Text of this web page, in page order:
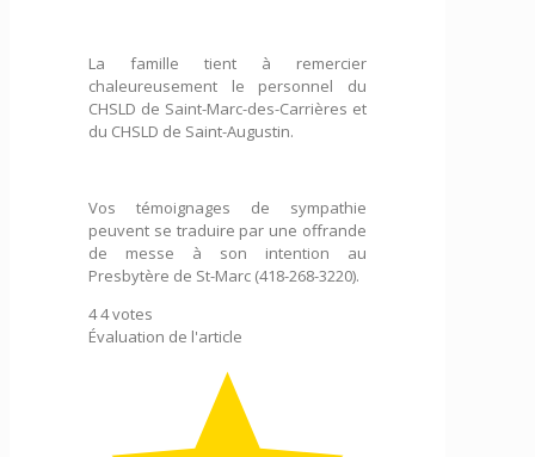
La famille tient à remercier
chaleureusement le personnel du
CHSLD de Saint-Marc-des-Carrières et
du CHSLD de Saint-Augustin.
Vos témoignages de sympathie
peuvent se traduire par une offrande
de messe à son intention au
Presbytère de St-Marc (418-268-3220).
44votes
Évaluation de l'article